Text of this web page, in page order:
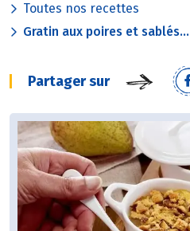
Toutes nos recettes
Gratin aux poires et sablés...
Partager sur